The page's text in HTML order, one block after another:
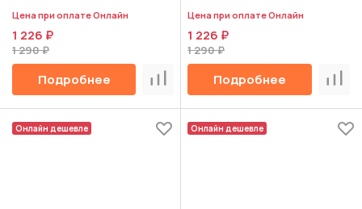
Цена при оплате Онлайн
1 226 ₽
1 290 ₽
Подробнее Сравнить
Цена при оплате Онлайн
1 226 ₽
1 290 ₽
Подробнее
Онлайн дешевле Онлайн дешевле